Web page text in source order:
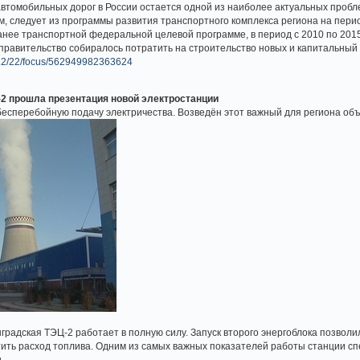
дорог в России остается одной из наиболее актуальных
следует из программы развития транспортного комплекса региона на
транспортной федеральной целевой программе, в период с 2010 по
собиралось потратить на строительство новых и
22/focus/562949982363624
прошла презентация новой электростанции
подачу электричества. Возведён этот важный для региона
ТЭЦ-2 работает в полную силу. Запуск второго энергоблока
расход топлива. Одним из самых важных показателей работы станции